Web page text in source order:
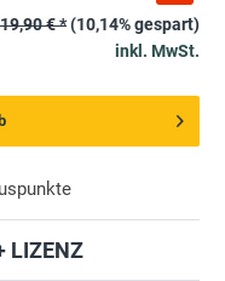
LIZENZ
€ *(10,14% gespart)
inkl. MwSt.